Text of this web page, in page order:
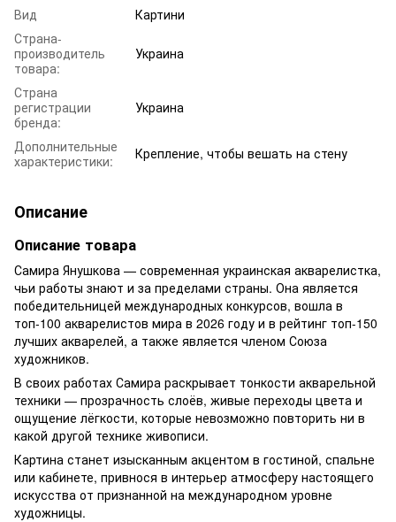
Вид
Картини
Страна-
производитель
товара:
Украина
Страна
регистрации
бренда:
Украина
Дополнительные
характеристики:
Крепление, чтобы вешать на стену
Описание
Описание товара
Самира Янушкова — современная украинская акварелистка,
чьи работы знают и за пределами страны. Она является
победительницей международных конкурсов, вошла в
топ-100 акварелистов мира в 2026 году и в рейтинг топ-150
лучших акварелей, а также является членом Союза
художников.
В своих работах Самира раскрывает тонкости акварельной
техники — прозрачность слоёв, живые переходы цвета и
ощущение лёгкости, которые невозможно повторить ни в
какой другой технике живописи.
Картина станет изысканным акцентом в гостиной, спальне
или кабинете, привнося в интерьер атмосферу настоящего
искусства от признанной на международном уровне
художницы.